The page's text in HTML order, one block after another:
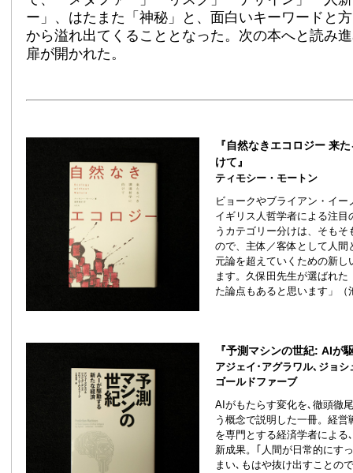
ー」、はたまた「神秘」と、面白いキーワードと
から溢れ出てくることとなった。次の本へと読み
扉が開かれた。
『自然なきエコロジー 来
けて』
ティモシー・モートン
ビョークやブライアン・イ
イギリス人哲学者による注目
うカテゴリー分けは、そも
ので、主体／客体として人間
元論を超えていくための新し
ます。久保田先生が選ばれ
た論点もあると思います」（
『予測マシンの世紀: AIが
アジェイ･アグラワル､ジョ
ゴールドファーブ
AIがもたらす変化を､徹頭徹
う概念で説明した一冊。経
を専門とする経済学者による
新成果。｢人間が日常的にす
まい､もはや抜け出すことの